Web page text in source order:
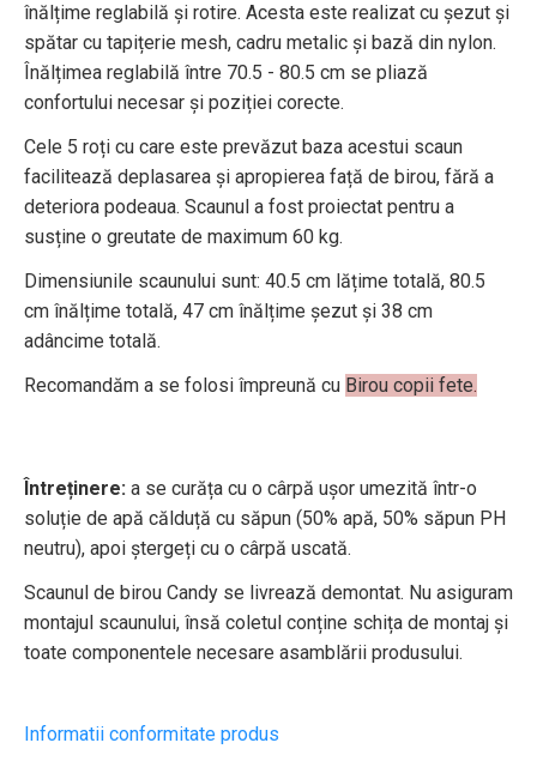
înălțime reglabilă și rotire. Acesta este realizat cu șezut și
spătar cu tapițerie mesh, cadru metalic și bază din nylon.
Înălțimea reglabilă între 70.5 - 80.5 cm se pliază
confortului necesar și poziției corecte.
Cele 5 roți cu care este prevăzut baza acestui scaun
facilitează deplasarea și apropierea față de birou, fără a
deteriora podeaua. Scaunul a fost proiectat pentru a
susține o greutate de maximum 60 kg.
Dimensiunile scaunului sunt: 40.5 cm lățime totală, 80.5
cm înălțime totală, 47 cm înălțime șezut și 38 cm
adâncime totală.
Recomandăm a se folosi împreună cu Birou copii fete.
Întreținere: a se curăța cu o cârpă ușor umezită într-o
soluție de apă călduță cu săpun (50% apă, 50% săpun PH
neutru), apoi ștergeți cu o cârpă uscată.
Scaunul de birou Candy se livrează demontat. Nu asiguram
montajul scaunului, însă coletul conține schița de montaj și
toate componentele necesare asamblării produsului.
Informatii conformitate produs